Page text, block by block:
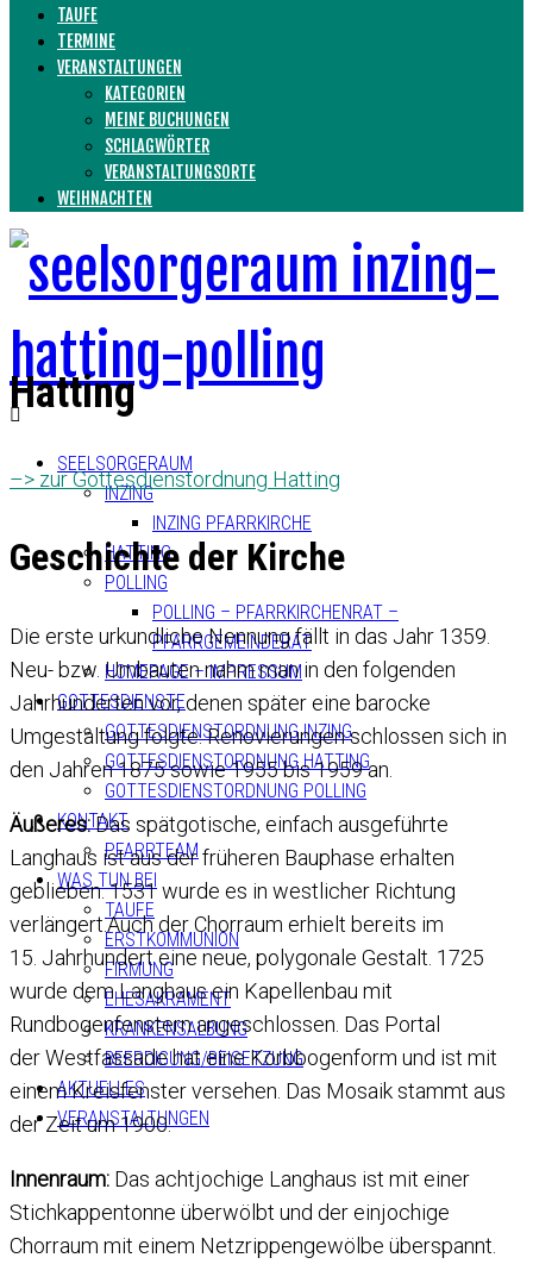
TAUFE
TERMINE
VERANSTALTUNGEN
KATEGORIEN
MEINE BUCHUNGEN
SCHLAGWÖRTER
VERANSTALTUNGSORTE
WEIHNACHTEN
SEELSORGERAUM
INZING
INZING PFARRKIRCHE
HATTING
POLLING
POLLING – PFARRKIRCHENRAT –
PFARRGEMEINDERAT
HOMEPAGE – IMPRESSUM
GOTTESDIENSTE
GOTTESDIENSTORDNUNG INZING
GOTTESDIENSTORDNUNG HATTING
GOTTESDIENSTORDNUNG POLLING
KONTAKT
PFARRTEAM
WAS TUN BEI
TAUFE
ERSTKOMMUNION
FIRMUNG
EHESAKRAMENT
KRANKENSALBUNG
BEERDIGUNG/BEISETZUNG
AKTUELLES
VERANSTALTUNGEN
Hatting
–> zur Gottesdienstordnung Hatting
Geschichte der Kirche
Die erste urkundliche Nennung fällt in das Jahr 1359.
Neu- bzw. Umbauten nahm man in den folgenden
Jahrhunderten vor, denen später eine barocke
Umgestaltung folgte. Renovierungen schlossen sich in
den Jahren 1875 sowie 1955 bis 1959 an.
Äußeres:Das spätgotische, einfach ausgeführte
Langhaus ist aus der früheren Bauphase erhalten
geblieben. 1531 wurde es in westlicher Richtung
verlängert.Auch der Chorraum erhielt bereits im
15. Jahrhundert eine neue, polygonale Gestalt. 1725
wurde dem Langhaus ein Kapellenbau mit
Rundbogenfenstern angeschlossen. Das Portal
der Westfassade hat eine Korbbogenform und ist mit
einem Kreisfenster versehen. Das Mosaik stammt aus
der Zeit um 1900.
Innenraum: Das achtjochige Langhaus ist mit einer
Stichkappentonne überwölbt und der einjochige
Chorraum mit einem Netzrippengewölbe überspannt.